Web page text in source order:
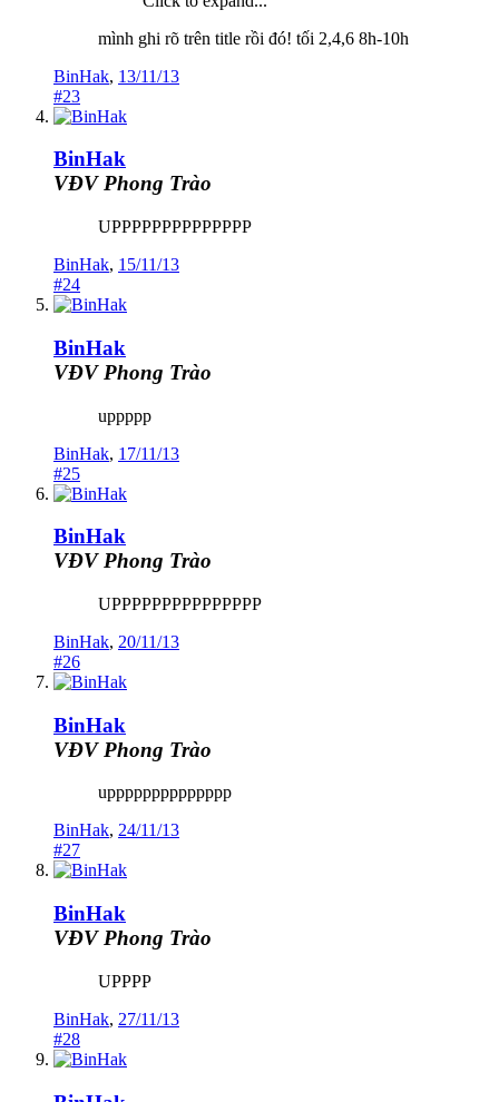
mình ghi rõ trên title rồi đó! tối 2,4,6 8h-10h
BinHak, 13/11/13
#23
BinHak
VĐV Phong Trào
UPPPPPPPPPPPPPP
BinHak, 15/11/13
#24
BinHak
VĐV Phong Trào
uppppp
BinHak, 17/11/13
#25
BinHak
VĐV Phong Trào
UPPPPPPPPPPPPPPP
BinHak, 20/11/13
#26
BinHak
VĐV Phong Trào
upppppppppppppp
BinHak, 24/11/13
#27
BinHak
VĐV Phong Trào
UPPPP
BinHak, 27/11/13
#28